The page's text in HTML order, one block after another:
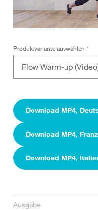
Produktvariante auswählen *
Flow Warm-up
Download MP4,
Download MP4,
Download MP4,
Ausgabe